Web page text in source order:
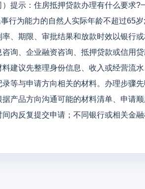
提示：住房抵押贷款办理有什么要求?
行为能力的自然人实际年龄不超过65
、期限、审批结果和放款时效以银行
询、企业融资咨询、抵押贷款或信用
建议先整理身份信息、收入或经营流
等与申请方向相关的材料。办理步骤
产品方向沟通可能的材料清单、申请
内反复提交申请；不同银行或相关金